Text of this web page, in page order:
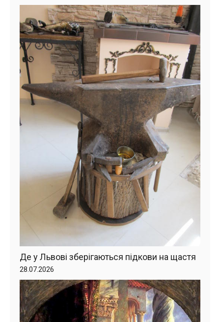
Де у Львові зберігаються підкови на щастя
28.07.2026